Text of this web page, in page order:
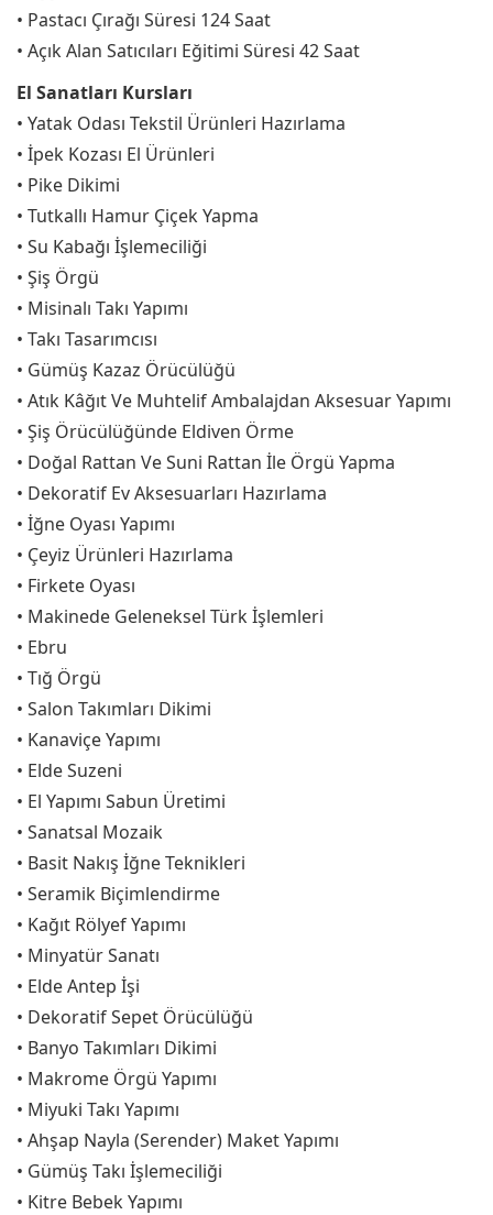
• Pastacı Çırağı Süresi 124 Saat
• Açık Alan Satıcıları Eğitimi Süresi 42 Saat
El Sanatları Kursları
• Yatak Odası Tekstil Ürünleri Hazırlama
• İpek Kozası El Ürünleri
• Pike Dikimi
• Tutkallı Hamur Çiçek Yapma
• Su Kabağı İşlemeciliği
• Şiş Örgü
• Misinalı Takı Yapımı
• Takı Tasarımcısı
• Gümüş Kazaz Örücülüğü
• Atık Kâğıt Ve Muhtelif Ambalajdan Aksesuar Yapımı
• Şiş Örücülüğünde Eldiven Örme
• Doğal Rattan Ve Suni Rattan İle Örgü Yapma
• Dekoratif Ev Aksesuarları Hazırlama
• İğne Oyası Yapımı
• Çeyiz Ürünleri Hazırlama
• Firkete Oyası
• Makinede Geleneksel Türk İşlemleri
• Ebru
• Tığ Örgü
• Salon Takımları Dikimi
• Kanaviçe Yapımı
• Elde Suzeni
• El Yapımı Sabun Üretimi
• Sanatsal Mozaik
• Basit Nakış İğne Teknikleri
• Seramik Biçimlendirme
• Kağıt Rölyef Yapımı
• Minyatür Sanatı
• Elde Antep İşi
• Dekoratif Sepet Örücülüğü
• Banyo Takımları Dikimi
• Makrome Örgü Yapımı
• Miyuki Takı Yapımı
• Ahşap Nayla (Serender) Maket Yapımı
• Gümüş Takı İşlemeciliği
• Kitre Bebek Yapımı